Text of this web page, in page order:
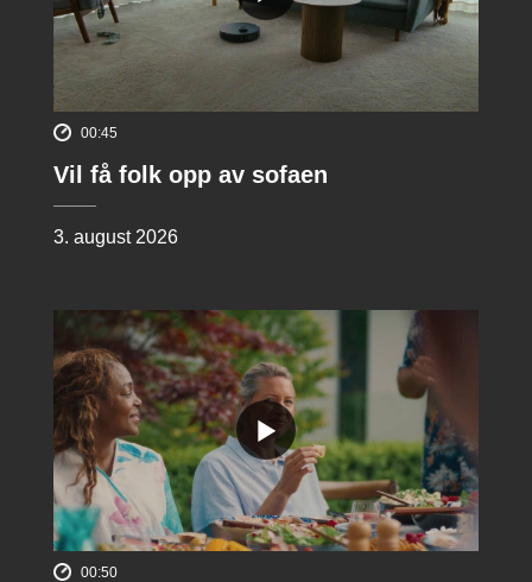
00:45
Vil få folk opp av sofaen
3. august 2026
00:50